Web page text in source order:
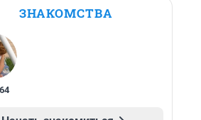
ЗНАКОМСТВА
64